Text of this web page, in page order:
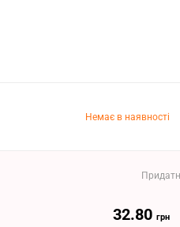
Немає в наявності
32.80 грн